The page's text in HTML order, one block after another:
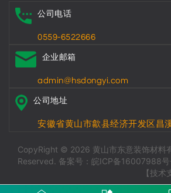
公司电话
0559-6522666
企业邮箱
admin@hsdongyi.com
公司地址
安徽省黄山市歙县经济开发区昌
CopyRight © 2026 黄山市东意装饰材料
Reserved. 备案号：皖ICP备16007988号
【技术